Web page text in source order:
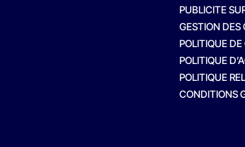
PUBLICITE
GESTION DES
POLITIQUE
POLITIQUE
POLITIQUE
CONDITIONS